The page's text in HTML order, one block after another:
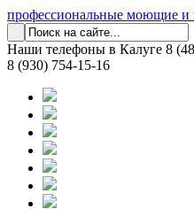
профессиональные моющие и
Наши телефоны в Калуге 8
8 (930) 754-15-16